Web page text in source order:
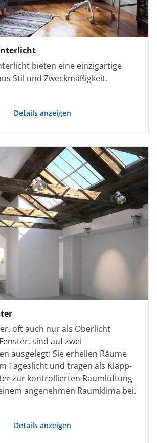
bieten eine einzigartige
Stil und Zweckmäßigkeit.
Details anzeigen
oft auch nur als Oberlicht
sind auf zwei
ausgelegt: Sie erhellen Räume
Tageslicht und tragen als Klapp-
zur kontrollierten Raumlüftung
angenehmen Raumklima bei.
Details anzeigen